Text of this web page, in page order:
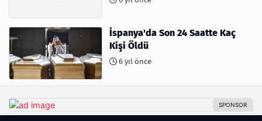
İspanya'da Son 24 Saatte Kaç
Kişi Öldü
6 yıl önce